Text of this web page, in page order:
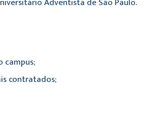
campus;
contratados;